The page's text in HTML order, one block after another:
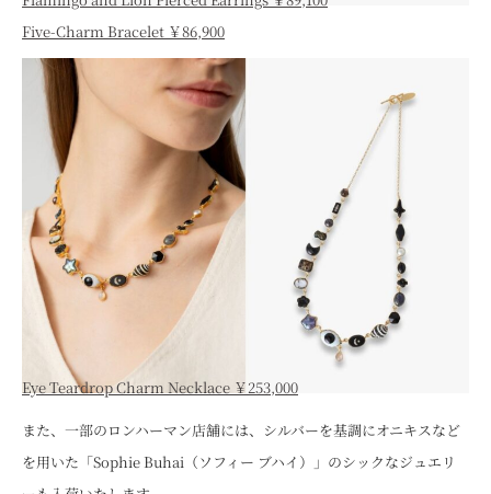
Five-Charm Bracelet ￥86,900
Eye Teardrop Charm Necklace ￥253,000
また、一部のロンハーマン店舗には、シルバーを基調にオニキスなど
を用いた「Sophie Buhai（ソフィー ブハイ）」のシックなジュエリ